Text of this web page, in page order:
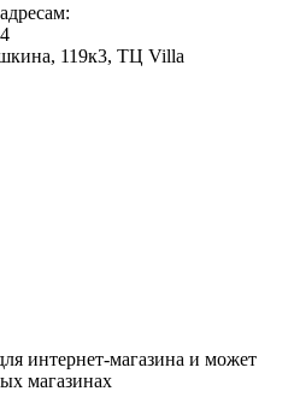
119к3, ТЦ Villa
интернет-магазина и может
магазинах